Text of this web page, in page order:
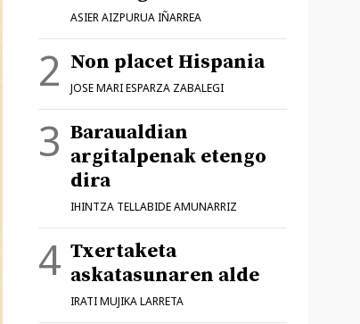
ASIER AIZPURUA IÑARREA
Non placet Hispania
JOSE MARI ESPARZA ZABALEGI
Baraualdian
argitalpenak etengo
dira
IHINTZA TELLABIDE AMUNARRIZ
Txertaketa
askatasunaren alde
IRATI MUJIKA LARRETA